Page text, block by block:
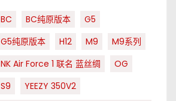
BC BC纯原版本
G5
G5纯原版本
H12 M9
M9系列
NK Air Force 1 联名 蓝丝绸
OG
S9
YEEZY 350V2